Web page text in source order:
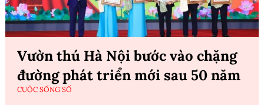
Vườn thú Hà Nội bước vào chặng
đường phát triển mới sau 50 năm
CUỘC SỐNG SỐ